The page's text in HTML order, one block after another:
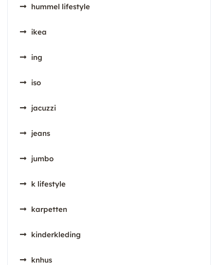
hummel lifestyle
ikea
ing
iso
jacuzzi
jeans
jumbo
k lifestyle
karpetten
kinderkleding
knhus